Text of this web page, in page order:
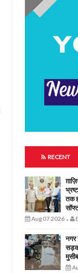
RECENT
तक
Aug 07 2026-
नगर
सड़क